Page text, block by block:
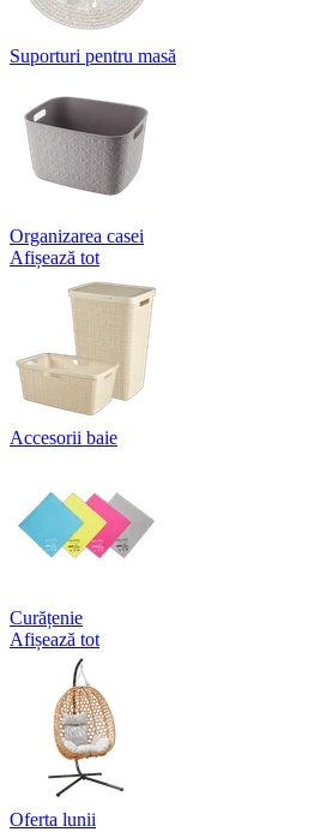
Suporturi pentru masă
Organizarea casei
Afișează tot
Accesorii baie
Curățenie
Afișează tot
Oferta lunii